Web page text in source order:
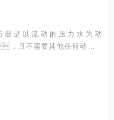
器是以流动的压力水为动
且不需要其他任何动力设
引擎，带动比例泵内的活